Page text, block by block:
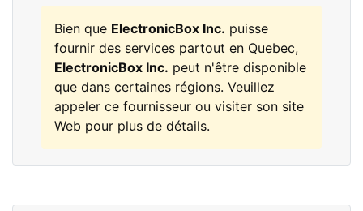
Bien que ElectronicBox Inc. puisse
fournir des services partout en Quebec,
ElectronicBox Inc. peut n'être disponible
que dans certaines régions. Veuillez
appeler ce fournisseur ou visiter son site
Web pour plus de détails.